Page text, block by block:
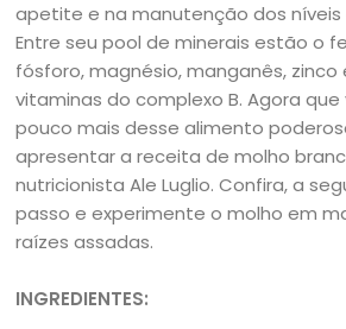
apetite e na manutenção dos níveis
Entre seu pool de minerais estão o
fósforo, magnésio, manganês,
vitaminas do complexo B. Agora
pouco mais desse alimento
apresentar a receita de molho
nutricionista Ale Luglio. Confira, a
passo e experimente o molho em
raízes assadas.
INGREDIENTES: